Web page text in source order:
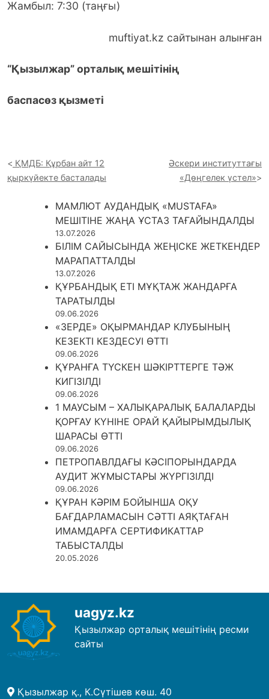
Жамбыл: 7:30 (таңғы)
muftiyat.kz сайтынан алынған
“Қызылжар” орталық мешітінің
баспасөз қызметі
ҚМДБ: Құрбан айт 12
қыркүйекте басталады
Әскери институттағы
«Дөңгелек үстел»
МАМЛЮТ АУДАНДЫҚ «MUSTAFA»
МЕШІТІНЕ ЖАҢА ҰСТАЗ ТАҒАЙЫНДАЛДЫ
13.07.2026
БІЛІМ САЙЫСЫНДА ЖЕҢІСКЕ ЖЕТКЕНДЕР
МАРАПАТТАЛДЫ
13.07.2026
ҚҰРБАНДЫҚ ЕТІ МҰҚТАЖ ЖАНДАРҒА
ТАРАТЫЛДЫ
09.06.2026
«ЗЕРДЕ» ОҚЫРМАНДАР КЛУБЫНЫҢ
КЕЗЕКТІ КЕЗДЕСУІ ӨТТІ
09.06.2026
ҚҰРАНҒА ТҮСКЕН ШӘКІРТТЕРГЕ ТӘЖ
КИГІЗІЛДІ
09.06.2026
1 МАУСЫМ – ХАЛЫҚАРАЛЫҚ БАЛАЛАРДЫ
ҚОРҒАУ КҮНІНЕ ОРАЙ ҚАЙЫРЫМДЫЛЫҚ
ШАРАСЫ ӨТТІ
09.06.2026
ПЕТРОПАВЛДАҒЫ КӘСІПОРЫНДАРДА
АУДИТ ЖҰМЫСТАРЫ ЖҮРГІЗІЛДІ
09.06.2026
ҚҰРАН КӘРІМ БОЙЫНША ОҚУ
БАҒДАРЛАМАСЫН СӘТТІ АЯҚТАҒАН
ИМАМДАРҒА СЕРТИФИКАТТАР
ТАБЫСТАЛДЫ
20.05.2026
uagyz.kz
Қызылжар орталық мешітінің ресми
сайты
Қызылжар қ., К.Сүтішев көш. 40